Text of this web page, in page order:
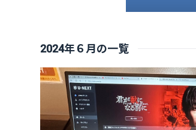
2024年６月の一覧